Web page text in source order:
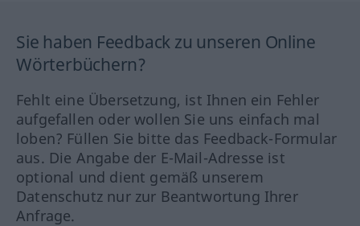
Sie haben Feedback zu unseren Online
Wörterbüchern?
Fehlt eine Übersetzung, ist Ihnen ein Fehler
aufgefallen oder wollen Sie uns einfach mal
loben? Füllen Sie bitte das Feedback-Formular
aus. Die Angabe der E-Mail-Adresse ist
optional und dient gemäß unserem
Datenschutz nur zur Beantwortung Ihrer
Anfrage.